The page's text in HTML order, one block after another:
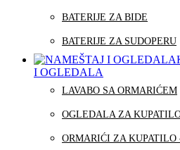
BATERIJE ZA BIDE
BATERIJE ZA SUDOPERU
I OGLEDALA
LAVABO SA ORMARIĆEM
OGLEDALA ZA
ORMARIĆI ZA